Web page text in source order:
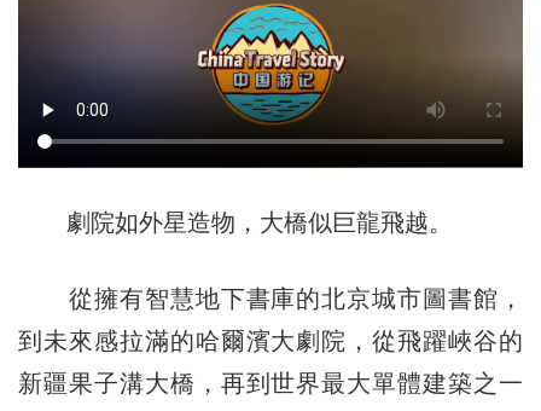
劇院如外星造物，大橋似巨龍飛越。
從擁有智慧地下書庫的北京城市圖書館，
到未來感拉滿的哈爾濱大劇院，從飛躍峽谷的
新疆果子溝大橋，再到世界最大單體建築之一